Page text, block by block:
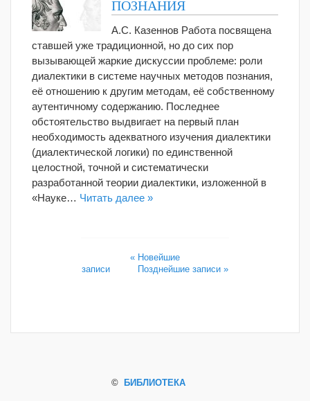
ПОЗНАНИЯ
А.С. Казеннов Работа посвящена
ставшей уже традиционной, но до сих пор
вызывающей жаркие дискуссии проблеме: роли
диалектики в системе научных методов познания,
её отношению к другим методам, её собственному
аутентичному содержанию. Последнее
обстоятельство выдвигает на первый план
необходимость адекватного изучения диалектики
(диалектической логики) по единственной
целостной, точной и систематически
разработанной теории диалектики, изложенной в
«Науке… Читать далее »
« Новейшие
записи
Позднейшие записи »
© БИБЛИОТЕКА